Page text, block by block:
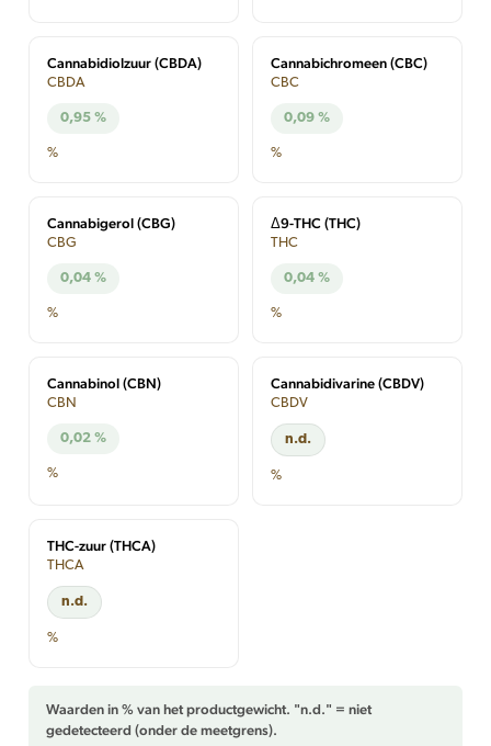
Cannabidiolzuur (CBDA)
CBDA
0,95 %
%
Cannabichromeen (CBC)
CBC
0,09 %
%
Cannabigerol (CBG)
CBG
0,04 %
%
Δ9-THC (THC)
THC
0,04 %
%
Cannabinol (CBN)
CBN
0,02 %
%
Cannabidivarine (CBDV)
CBDV
n.d.
%
THC-zuur (THCA)
THCA
n.d.
%
Waarden in % van het productgewicht. "n.d." = niet
gedetecteerd (onder de meetgrens).